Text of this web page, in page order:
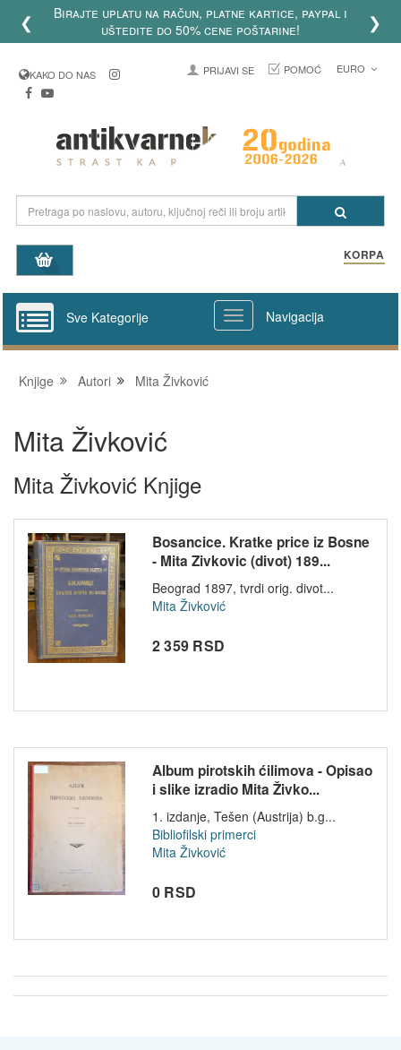
❮
Birajte uplatu na račun, platne kartice, paypal i
uštedite do 50% cene poštarine!
❯
KAKO DO NAS PRIJAVI SE POMOĆ EURO
KORPA
Sve Kategorije Navigacija
Knjige Autori Mita Živković
Mita Živković
Mita Živković Knjige
Bosancice. Kratke price iz Bosne
- Mita Zivkovic (divot) 189...
Beograd 1897, tvrdi orig. divot...
Mita Živković
2 359 RSD
Album pirotskih ćilimova - Opisao
i slike izradio Mita Živko...
1. izdanje, Tešen (Austrija) b.g...
Bibliofilski primerci
Mita Živković
0 RSD